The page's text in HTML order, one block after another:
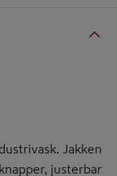
Jakken
justerbar